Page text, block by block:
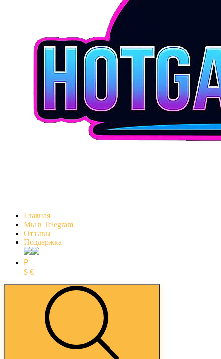
Главная
Мы в Telegram
Отзывы
Поддержка
₽
$ €